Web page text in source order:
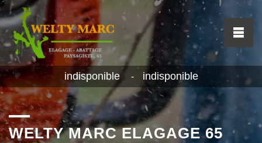
indisponible - indisponible
WELTY MARC ELAGAGE 65